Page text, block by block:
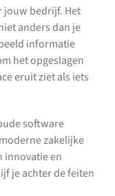
jouw bedrijf. Het
anders dan je
informatie
het opgeslagen
eruit ziet als iets
software
zakelijke
innovatie en
je achter de feiten